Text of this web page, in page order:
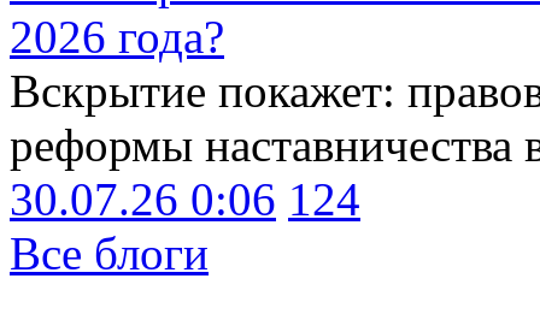
2026 года?
Вскрытие покажет:
реформы наставничества
30.07.26 0:06 124
Все блоги